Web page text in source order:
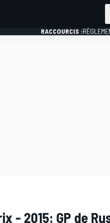
RACCOURCIS :
- 2015: GP de